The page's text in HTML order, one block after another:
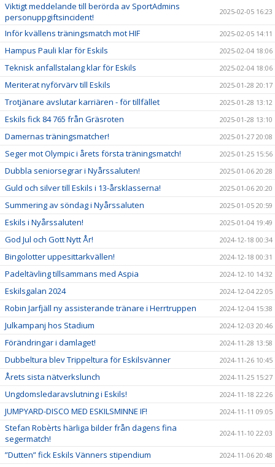
Viktigt meddelande till berörda av SportAdmins
personuppgiftsincident!
2025-02-05 16:23
Inför kvällens träningsmatch mot HIF 2025-02-05 14:11
Hampus Pauli klar för Eskils 2025-02-04 18:06
Teknisk anfallstalang klar för Eskils 2025-02-04 18:06
Meriterat nyförvärv till Eskils 2025-01-28 20:17
Trotjänare avslutar karriären - för tillfället 2025-01-28 13:12
Eskils fick 84 765 från Gräsroten 2025-01-28 13:10
Damernas träningsmatcher! 2025-01-27 20:08
Seger mot Olympic i årets första träningsmatch! 2025-01-25 15:56
Dubbla seniorsegrar i Nyårssaluten! 2025-01-06 20:28
Guld och silver till Eskils i 13-årsklasserna! 2025-01-06 20:20
Summering av söndag i Nyårssaluten 2025-01-05 20:59
Eskils i Nyårssaluten! 2025-01-04 19:49
God Jul och Gott Nytt År! 2024-12-18 00:34
Bingolotter uppesittarkvällen! 2024-12-18 00:31
Padeltävling tillsammans med Aspia 2024-12-10 14:32
Eskilsgalan 2024 2024-12-04 22:05
Robin Jarfjäll ny assisterande tränare i Herrtruppen 2024-12-04 15:38
Julkampanj hos Stadium 2024-12-03 20:46
Förändringar i damlaget! 2024-11-28 13:58
Dubbeltura blev Trippeltura för Eskilsvänner 2024-11-26 10:45
Årets sista nätverkslunch 2024-11-25 15:27
Ungdomsledaravslutning i Eskils! 2024-11-18 22:26
JUMPYARD-DISCO MED ESKILSMINNE IF! 2024-11-11 09:05
Stefan Robèrts härliga bilder från dagens fina
segermatch!
2024-11-10 22:03
”Dutten” fick Eskils Vänners stipendium 2024-11-06 20:48